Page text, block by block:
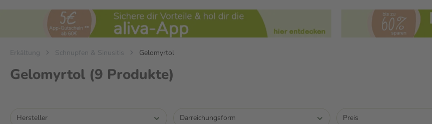
Erkältung Schnupfen & Sinusitis Gelomyrtol
Gelomyrtol (9 Produkte)
Hersteller Darreichungsform Preis